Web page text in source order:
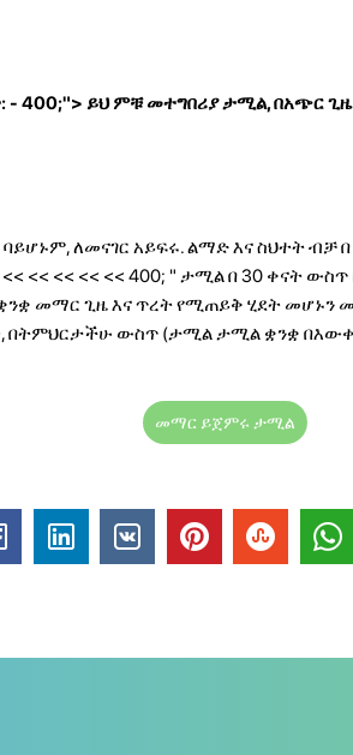
- 400;"> ይህ ምቹ መተግበሪያ ታሚል, በአጭር
ለመናገር አይፍሩ. ልማድ እና ስህተት
<< << << << 400; " ታሚል በ 30 ቀናት
መማር ጊዜ እና ጥረት የሚጠይቅ ሂደት መሆኑን
በትምህርታችሁ ውስጥ (ታሚል ታሚል ቋንቋ
መማር ይጀምሩ ታሚል